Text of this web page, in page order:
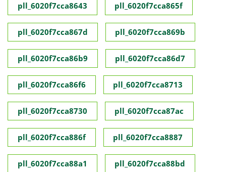
pll_6020f7cca8643 pll_6020f7cca865f
pll_6020f7cca867d pll_6020f7cca869b
pll_6020f7cca86b9 pll_6020f7cca86d7
pll_6020f7cca86f6 pll_6020f7cca8713
pll_6020f7cca8730 pll_6020f7cca87ac
pll_6020f7cca886f pll_6020f7cca8887
pll_6020f7cca88a1 pll_6020f7cca88bd